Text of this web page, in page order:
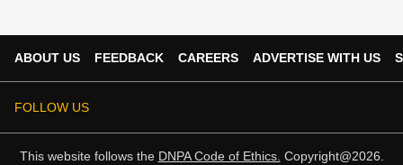
ABOUT US FEEDBACK CAREERS ADVERTISE WITH US
FOLLOW US
This website follows the DNPA Code of Ethics. Copyright@2026.